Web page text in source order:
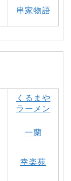
串家物語
くるまや
ラーメン
一蘭
幸楽苑